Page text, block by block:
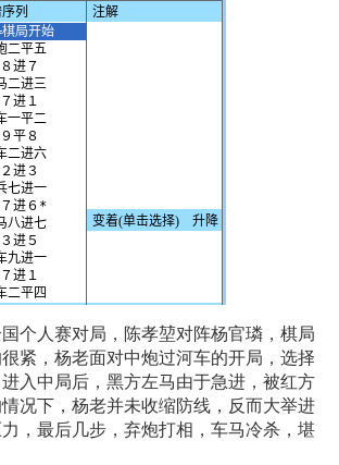
个人赛对局，陈孝堃对阵杨官璘，棋局
紧，杨老面对中炮过河车的开局，选择
入中局后，黑方左马由于急进，被红方
况下，杨老并未收缩防线，反而大举进
，最后几步，弃炮打相，车马冷杀，堪